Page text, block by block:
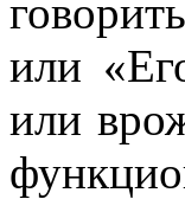
или
или